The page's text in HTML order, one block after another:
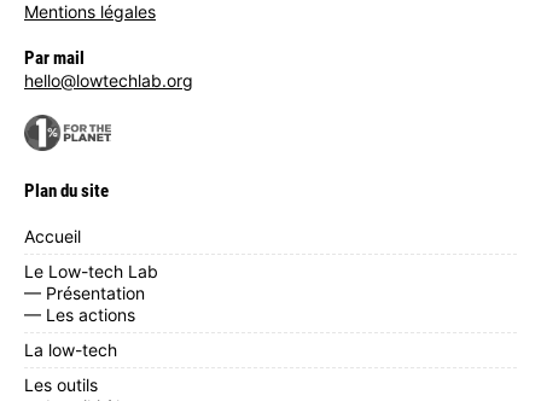
Mentions légales
Par mail
hello@lowtechlab.org
Plan du site
Accueil
Le Low-tech Lab
— Présentation
— Les actions
La low-tech
Les outils